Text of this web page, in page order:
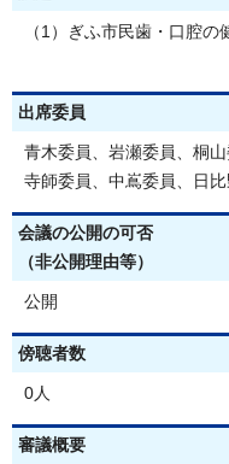
（1）ぎふ市民歯・口腔
出席委員
青木委員、岩瀬委員、桐
寺師委員、中嶌委員、日
会議の公開の可否
（非公開理由等）
公開
傍聴者数
0人
審議概要